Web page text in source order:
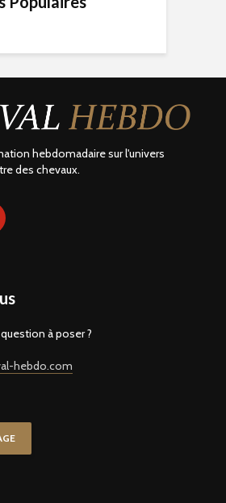
hebdomadaire sur l'univers
des chevaux.
à poser ?
hebdo.com